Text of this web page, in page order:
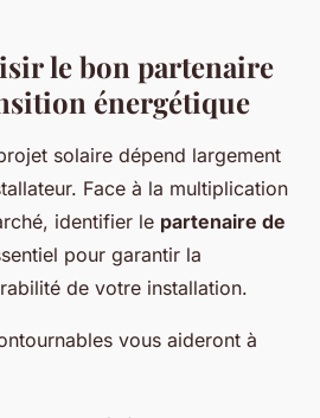
le bon partenaire
énergétique
solaire dépend largement
Face à la multiplication
identifier le partenaire de
pour garantir la
de votre installation.
vous aideront à